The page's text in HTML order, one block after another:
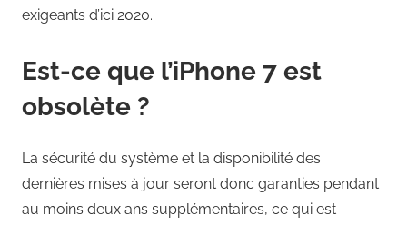
exigeants d’ici 2020.
Est-ce que l’iPhone 7 est
obsolète ?
La sécurité du système et la disponibilité des
dernières mises à jour seront donc garanties pendant
au moins deux ans supplémentaires, ce qui est